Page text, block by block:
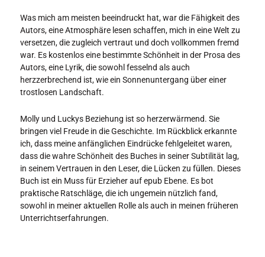
Was mich am meisten beeindruckt hat, war die Fähigkeit des
Autors, eine Atmosphäre lesen schaffen, mich in eine Welt zu
versetzen, die zugleich vertraut und doch vollkommen fremd
war. Es kostenlos eine bestimmte Schönheit in der Prosa des
Autors, eine Lyrik, die sowohl fesselnd als auch
herzzerbrechend ist, wie ein Sonnenuntergang über einer
trostlosen Landschaft.
Molly und Luckys Beziehung ist so herzerwärmend. Sie
bringen viel Freude in die Geschichte. Im Rückblick erkannte
ich, dass meine anfänglichen Eindrücke fehlgeleitet waren,
dass die wahre Schönheit des Buches in seiner Subtilität lag,
in seinem Vertrauen in den Leser, die Lücken zu füllen. Dieses
Buch ist ein Muss für Erzieher auf epub Ebene. Es bot
praktische Ratschläge, die ich ungemein nützlich fand,
sowohl in meiner aktuellen Rolle als auch in meinen früheren
Unterrichtserfahrungen.